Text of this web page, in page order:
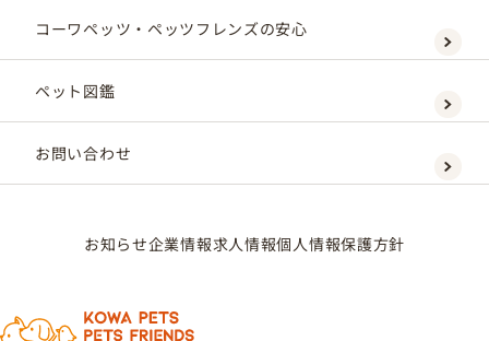
コーワペッツ・ペッツフレンズの安心
ペット図鑑
お問い合わせ
お知らせ企業情報求人情報個人情報保護方針